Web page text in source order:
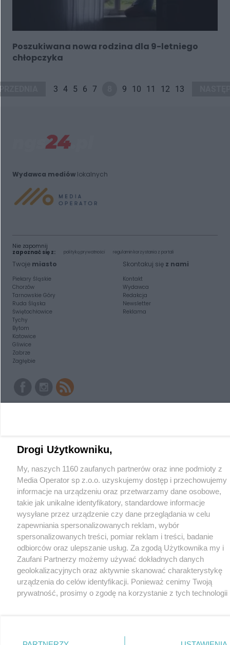
Poszukiwana nowa rodzina dla 9-letniego
chłopczyka
3 4 5 6 7 9 10 11 12 13
Wydawca mediówlokalnych
Nie zapomnij
zapoznać się z:
polityką prywatności regulamin korzystania z portali
Twoje miasto
Piekary Śląskie
Chorzów
Tarnowskie Góry
Ruda Śląska
Świętochłowice
Tychy
Bytom
Katowice
Gliwice
Zabrze
Zagłębie
Skontakuj się z nami
Kontakt
Wydawca
Redakcja
Newsletter
Reklama
Drogi Użytkowniku,
My, naszych 1160 zaufanych partnerów oraz inne podmioty z
Media Operator sp z.o.o. uzyskujemy dostęp i przechowujemy
informacje na urządzeniu oraz przetwarzamy dane osobowe,
takie jak unikalne identyfikatory, standardowe informacje
wysyłane przez urządzenie czy dane przeglądania w celu
zapewniania spersonalizowanych reklam, wybór
spersonalizowanych treści, pomiar reklam i treści, badanie
odbiorców oraz ulepszanie usług. Za zgodą Użytkownika my i
Zaufani Partnerzy możemy używać dokładnych danych
geolokalizacyjnych oraz aktywnie skanować charakterystykę
urządzenia do celów identyfikacji. Ponieważ cenimy Twoją
prywatność, prosimy o zgodę na korzystanie z tych technologii
Niektóre rodzaje przetwarzania danych nie wymagają zgody